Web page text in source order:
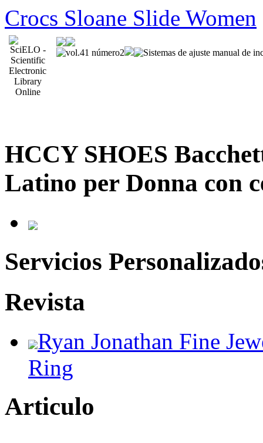
Crocs Sloane Slide Women
HCCY SHOES
Latino per Donna con
Servicios
Revista
Ryan Jonathan Fine
Ring
Articulo